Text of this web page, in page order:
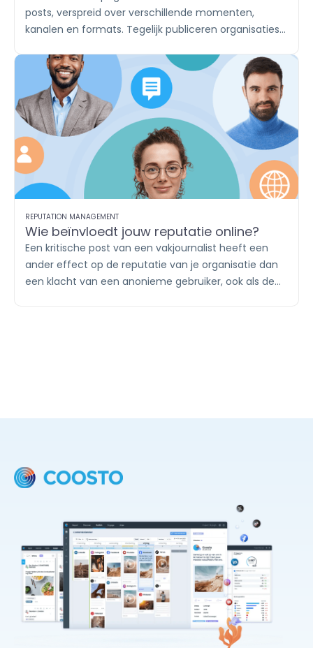
posts, verspreid over verschillende momenten,
kanalen en formats. Tegelijk publiceren organisaties
inhakers, vacatures en klantverhalen. Met labels
breng je die content onder in herkenbare groepen. Zo
houd je inPublish overzicht en zie je in
Report
afzonderlijk wat iedere campagne of ieder
contentthema oplevert.
REPUTATION MANAGEMENT
Wie beïnvloedt jouw reputatie online?
Een kritische post van een vakjournalist heeft een
ander effect op de reputatie van je organisatie dan
een klacht van een anonieme gebruiker, ook als de